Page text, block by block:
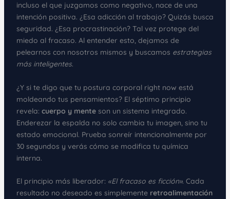
incluso el que juzgamos como negativo, nace de una
intención positiva. ¿Esa adicción al trabajo? Quizás busca
seguridad. ¿Esa procrastinación? Tal vez protege del
miedo al fracaso. Al entender esto, dejamos de
pelearnos con nosotros mismos y buscamos estrategias
más inteligentes.
¿Y si te digo que tu postura corporal right now está
moldeando tus pensamientos? El séptimo principio
revela: cuerpo y menteson un sistema integrado.
Enderezar la espalda no solo cambia tu imagen, sino tu
estado emocional. Prueba sonreír intencionalmente por
30 segundos y verás cómo se modifica tu química
interna.
El principio más liberador: «El fracaso es ficción». Cada
resultado no deseado es simplemente retroalimentación